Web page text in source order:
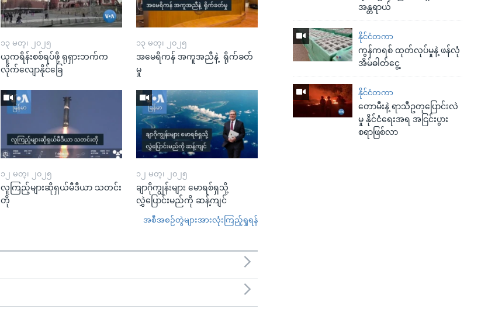
အန္တရာယ်
နိုင်ငံတကာ
ကွန်ကရစ် ထုတ်လုပ်မှုနဲ့ ဖန်လုံ
အိမ်ဓါတ်ငွေ့
နိုင်ငံတကာ
တောမီးနဲ့ ရာသီဥတုပြောင်းလဲ
မှု နိုင်ငံရေးအရ အငြင်းပွား
စရာဖြစ်လာ
၁၃ မတ္၊ ၂၀၂၅
ယူကရိန်းစစ်ရပ်ဖို့ ရုရှားဘက်က
လိုက်လျောနိုင်ခြေ
၁၃ မတ္၊ ၂၀၂၅
အမေရိကန် အကူအညီနဲ့ ရိုက်ခတ်
မှု
၁၂ မတ္၊ ၂၀၂၅
လူကြည့်များဆိုရှယ်မီဒီယာ သတင်း
တို
၁၂ မတ္၊ ၂၀၂၅
ချာဂိုကျွန်းများ မောရစ်ရှသို့
လွှဲပြောင်းမည်ကို ဆန့်ကျင်
အစီအစဉ်တွဲများအားလုံးကြည့်ရှုရန်